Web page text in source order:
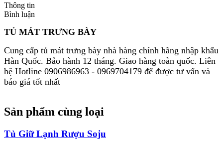
Thông tin
Bình luận
TỦ MÁT TRƯNG BÀY
Cung cấp tủ mát trưng bày nhà hàng chính hãng nhập khẩu
Hàn Quốc. Bảo hành 12 tháng. Giao hàng toàn quốc. Liên
hệ Hotline 0906986963 - 0969704179 để được tư vấn và
báo giá tốt nhất
Sản phẩm cùng loại
Tủ Giữ Lạnh Rượu Soju